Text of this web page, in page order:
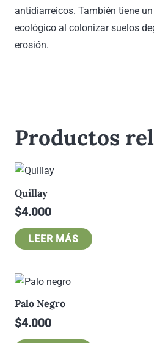
antidiarreicos. También tiene
ecológico al colonizar suelos
erosión.
Productos
Quillay
$4.000
LEER MÁS
Palo Negro
$4.000